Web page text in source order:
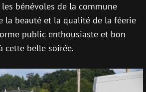
les bénévoles de la commune
la beauté et la qualité de la féerie
public enthousiaste et bon
cette belle soirée.